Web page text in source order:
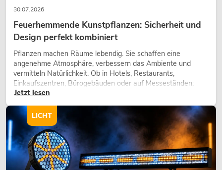
30.07.2026
Feuerhemmende Kunstpflanzen: Sicherheit und
Design perfekt kombiniert
Pflanzen machen Räume lebendig. Sie schaffen eine
angenehme Atmosphäre, verbessern das Ambiente und
vermitteln Natürlichkeit. Ob in Hotels, Restaurants,
Einkaufszentren, Bürogebäuden oder auf Messeständen:
eine hochwertige Begrünung gehört heute längst zum
Jetzt lesen
LICHT